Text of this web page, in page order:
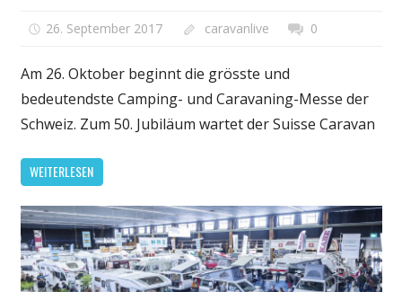
26. September 2017 caravanlive 0
Am 26. Oktober beginnt die grösste und
bedeutendste Camping- und Caravaning-Messe der
Schweiz. Zum 50. Jubiläum wartet der Suisse Caravan
WEITERLESEN